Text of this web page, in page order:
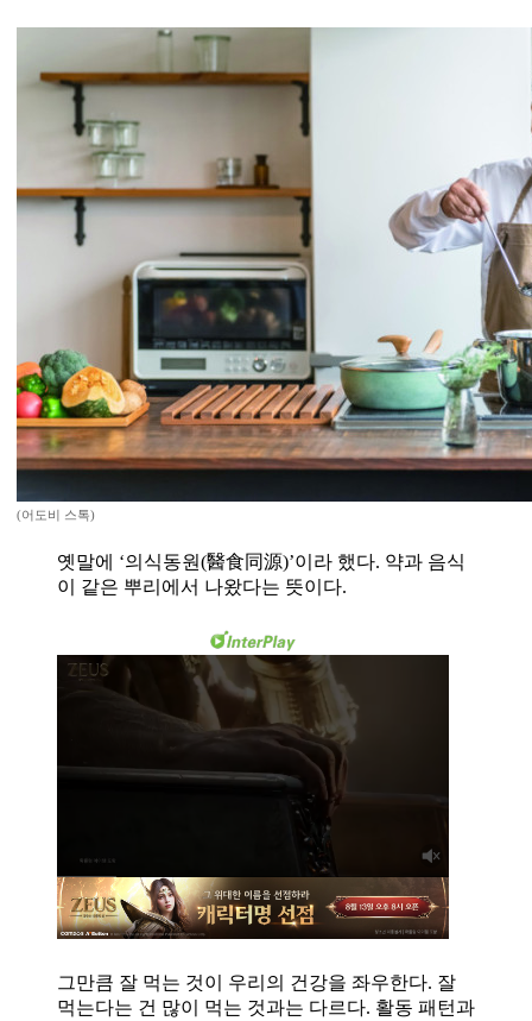
(어도비 스톡)
옛말에 ‘의식동원(醫食同源)’이라 했다. 약과 음식
이 같은 뿌리에서 나왔다는 뜻이다.
그만큼 잘 먹는 것이 우리의 건강을 좌우한다. 잘
먹는다는 건 많이 먹는 것과는 다르다. 활동 패턴과